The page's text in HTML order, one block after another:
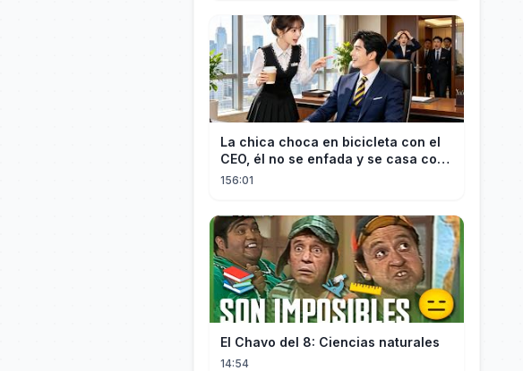
La chica choca en bicicleta con el
CEO, él no se enfada y se casa con
ella enseguida!
156:01
El Chavo del 8: Ciencias naturales
14:54